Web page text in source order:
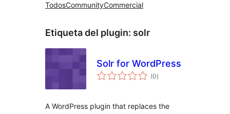
TodosCommunityCommercial
Etiqueta del plugin: solr
Solr for WordPress
(0total
de
)
A WordPress plugin that replaces the